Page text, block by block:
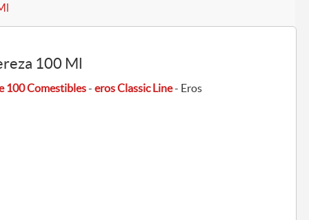
100 Ml
100 Comestibles-eros Classic Line- Eros